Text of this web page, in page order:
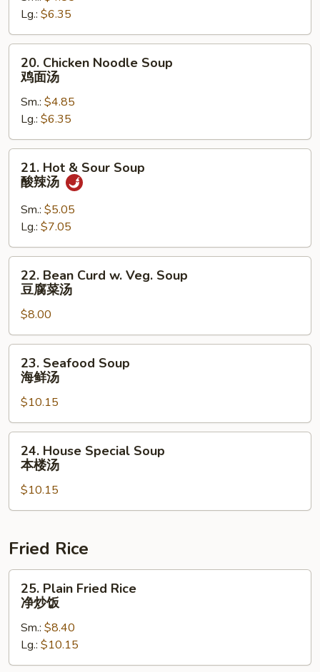
饭
汤
Lg.: $6.35
Chicken
Noodle
Soup
面
汤
20. Chicken Noodle Soup
鸡面汤
Sm.: $4.85
Lg.: $6.35
Hot
Sour
Soup
酸
辣
21. Hot & Sour Soup
酸辣汤
Sm.: $5.05
Lg.: $7.05
Bean
Curd
Veg.
Soup
汤
22. Bean Curd w. Veg. Soup
豆腐菜汤
$8.00
Seafood
Soup
鲜
汤
23. Seafood Soup
海鲜汤
$10.15
House
Special
Soup
本
汤
24. House Special Soup
本楼汤
$10.15
Fried Rice
Plain
Fried
Rice
炒
25. Plain Fried Rice
净炒饭
Sm.: $8.40
Lg.: $10.15